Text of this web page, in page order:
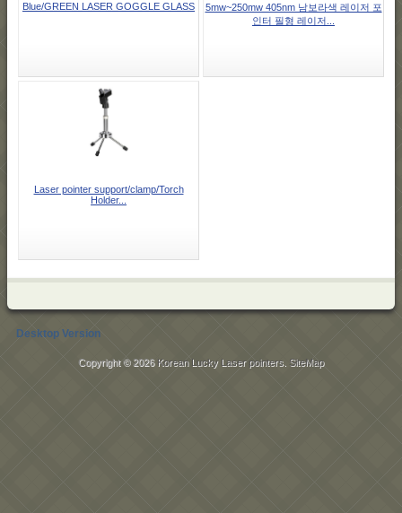
Blue/GREEN LASER GOGGLE GLASS
5mw~250mw 405nm 남보라색 레이저 포
인터 필형 레이저...
Laser pointer support/clamp/Torch
Holder...
Desktop Version
Copyright © 2026 Korean Lucky Laser pointers SiteMap